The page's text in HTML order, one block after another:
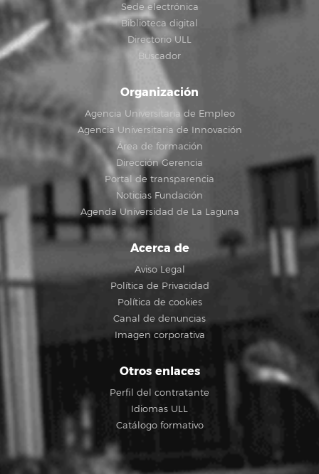
Sede electrónica
Biblioteca digital
Directorio ULL
Buscador
Organización
Agencia Universitaria de Empleo
Agencia Universitaria de Innovación
Área de formación
Dirección Gerencia
Portal de transparencia
Noticias Fundación
Agenda Universidad de La Laguna
Acerca de
Aviso Legal
Política de Privacidad
Política de cookies
Canal de denuncias
Imagen corporativa
Otros enlaces
Perfil del contratante
Idiomas ULL
Catálogo formativo